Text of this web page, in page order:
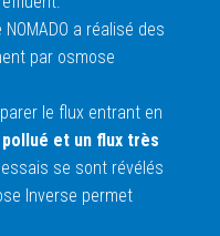
a réalisé des
par osmose
le flux entrant en
pollué et un flux très
se sont révélés
Inverse permet